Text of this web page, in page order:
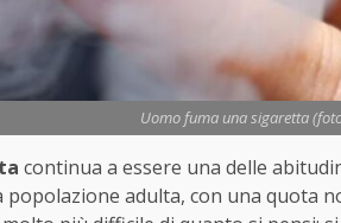
Uomo fuma una sigaretta
continua a essere una delle
popolazione adulta, con una quota